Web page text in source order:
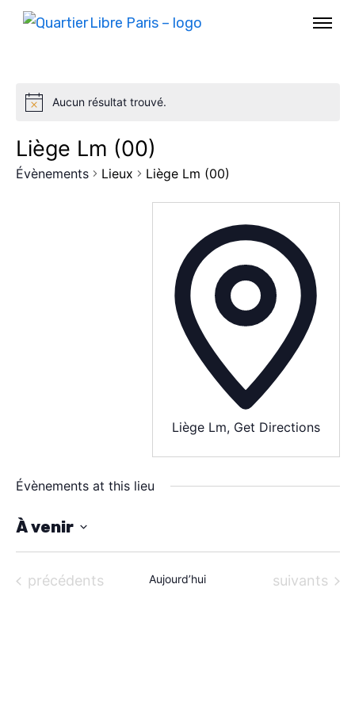
AGENDA
SPECTACLE
À PROPOS
CONTACT
Aucun résultat trouvé.
Liège Lm (00)
Évènements Lieux Liège Lm (00)
Liège Lm, Get Directions
Évènements at this lieu
À venir
S
é Évènements
précédents Aujourd’hui Évènements
suivants